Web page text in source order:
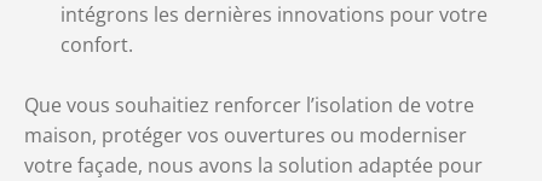
intégrons les dernières innovations pour votre
confort.
Que vous souhaitiez renforcer l’isolation de votre
maison, protéger vos ouvertures ou moderniser
votre façade, nous avons la solution adaptée pour